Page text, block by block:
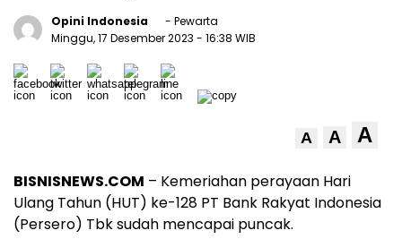
Opini Indonesia
- Pewarta
Minggu, 17 Desember 2023 - 16:38 WIB
A A A
BISNISNEWS.COM – Kemeriahan perayaan Hari
Ulang Tahun (HUT) ke-128 PT Bank Rakyat Indonesia
(Persero) Tbk sudah mencapai puncak.